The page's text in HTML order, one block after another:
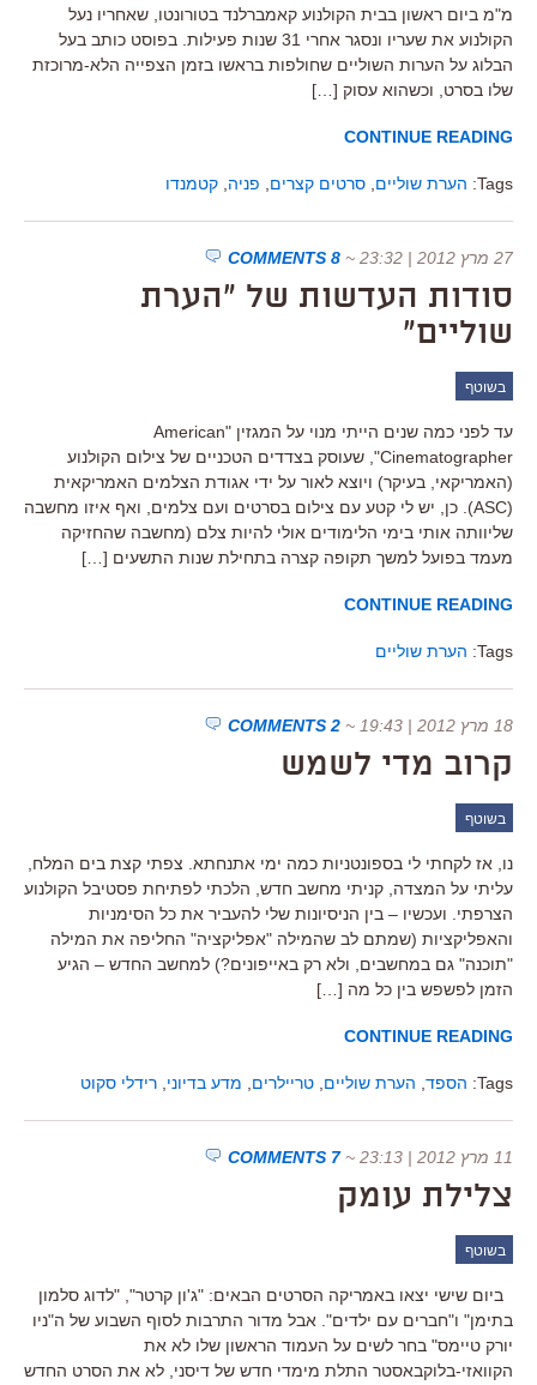
מ"מ ביום ראשון בבית הקולנוע קאמברלנד בטורונטו, שאחריו נעל
הקולנוע את שעריו ונסגר אחרי 31 שנות פעילות. בפוסט כותב בעל
הבלוג על הערות השוליים שחולפות בראשו בזמן הצפייה הלא-מרוכזת
שלו בסרט, וכשהוא עסוק […]
CONTINUE READING
Tags: הערת שוליים סרטים קצרים פניה קטמנדו
27 מרץ 2012 | 23:32 ~
8 COMMENTS
סודות העדשות של "הערת
שוליים"
בשוטף
עד לפני כמה שנים הייתי מנוי על המגזין "American
Cinematographer", שעוסק בצדדים הטכניים של צילום הקולנוע
(האמריקאי, בעיקר) ויוצא לאור על ידי אגודת הצלמים האמריקאית
(ASC). כן, יש לי קטע עם צילום בסרטים ועם צלמים, ואף איזו מחשבה
שליוותה אותי בימי הלימודים אולי להיות צלם (מחשבה שהחזיקה
מעמד בפועל למשך תקופה קצרה בתחילת שנות התשעים […]
CONTINUE READING
Tags: הערת שוליים
18 מרץ 2012 | 19:43 ~
2 COMMENTS
קרוב מדי לשמש
בשוטף
נו, אז לקחתי לי בספונטניות כמה ימי אתנחתא. צפתי קצת בים המלח,
עליתי על המצדה, קניתי מחשב חדש, הלכתי לפתיחת פסטיבל הקולנוע
הצרפתי. ועכשיו – בין הניסיונות שלי להעביר את כל הסימניות
והאפליקציות (שמתם לב שהמילה "אפליקציה" החליפה את המילה
"תוכנה" גם במחשבים, ולא רק באייפונים?) למחשב החדש – הגיע
הזמן לפשפש בין כל מה […]
CONTINUE READING
Tags: הספד הערת שוליים טריילרים מדע בדיוני רידלי סקוט
11 מרץ 2012 | 23:13 ~
7 COMMENTS
צלילת עומק
בשוטף
ביום שישי יצאו באמריקה הסרטים הבאים: "ג'ון קרטר", "לדוג סלמון
בתימן" ו"חברים עם ילדים". אבל מדור התרבות לסוף השבוע של ה"ניו
יורק טיימס" בחר לשים על העמוד הראשון שלו לא את
הקוואזי-בלוקבאסטר התלת מימדי חדש של דיסני, לא את הסרט החדש